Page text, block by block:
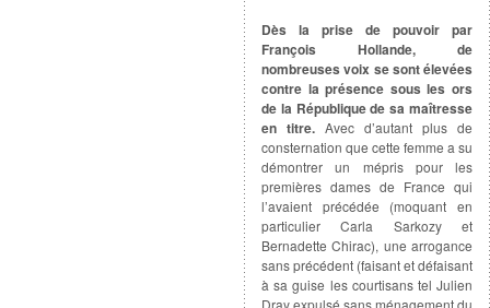
Dès la prise de pouvoir par
François Hollande, de
nombreuses voix se sont élevées
contre la présence sous les ors
de la République de sa maîtresse
en titre. Avec d’autant plus de
consternation que cette femme a su
démontrer un mépris pour les
premières dames de France qui
l’avaient précédée (moquant en
particulier Carla Sarkozy et
Bernadette Chirac), une arrogance
sans précédent (faisant et défaisant
à sa guise les courtisans tel Julien
Dray expulsé sans ménagement du